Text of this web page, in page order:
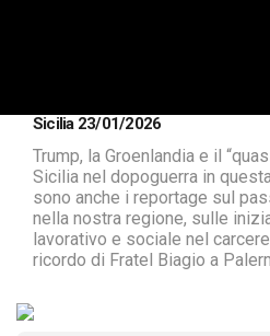
Sicilia 23/01/2026
Trump, la Groenlandia e il
Sicilia nel dopoguerra in
sono anche i reportage sul
nella nostra regione, sulle
lavorativo e sociale nel
ricordo di Fratel Biagio a